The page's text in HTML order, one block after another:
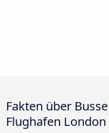
Fakten über
Flughafen